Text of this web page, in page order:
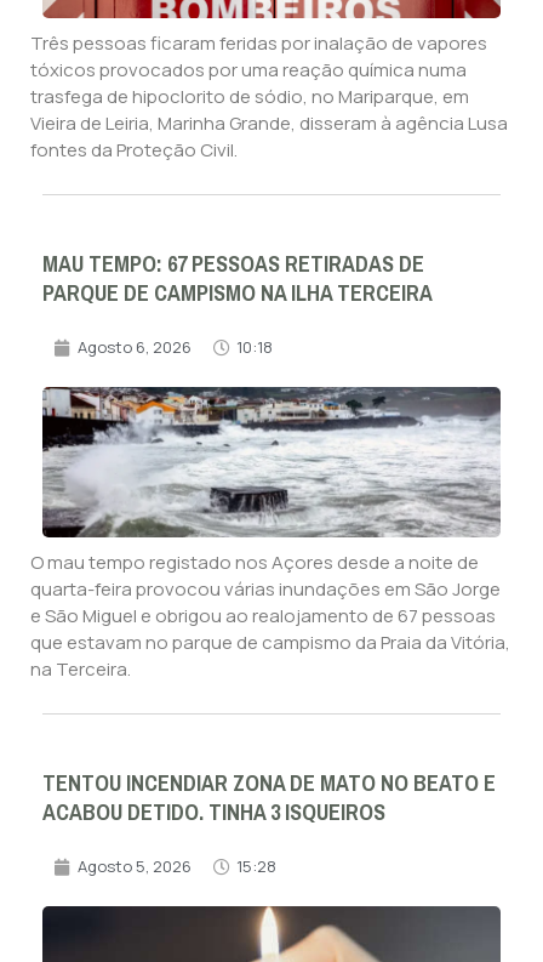
Três pessoas ficaram feridas por inalação de vapores
tóxicos provocados por uma reação química numa
trasfega de hipoclorito de sódio, no Mariparque, em
Vieira de Leiria, Marinha Grande, disseram à agência Lusa
fontes da Proteção Civil.
MAU TEMPO: 67 PESSOAS RETIRADAS DE
PARQUE DE CAMPISMO NA ILHA TERCEIRA
Agosto 6, 2026 10:18
O mau tempo registado nos Açores desde a noite de
quarta-feira provocou várias inundações em São Jorge
e São Miguel e obrigou ao realojamento de 67 pessoas
que estavam no parque de campismo da Praia da Vitória,
na Terceira.
TENTOU INCENDIAR ZONA DE MATO NO BEATO E
ACABOU DETIDO. TINHA 3 ISQUEIROS
Agosto 5, 2026 15:28